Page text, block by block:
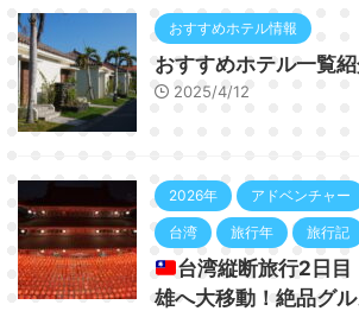
おすすめホテル情報
おすすめホテル一覧
2025/4/12
2026年 アドベンチャー
台湾 旅行年 旅行記
台湾縦断旅行2日
雄へ大移動！絶品グ